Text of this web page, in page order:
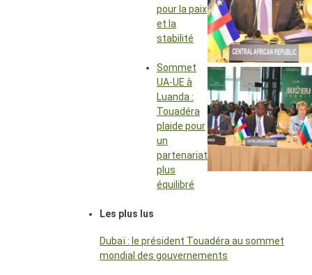
pour la paix
et la
stabilité
Sommet
UA-UE à
Luanda :
Touadéra
plaide pour
un
partenariat
plus
équilibré
Les plus lus
Dubaï : le président Touadéra au sommet
mondial des gouvernements